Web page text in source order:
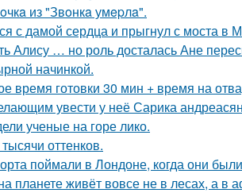
из "Звoнкa умepлa".
с дамой сердца и прыгнул с моста в
Алису … но роль досталась Ане
начинкой.
время готовки 30 мин + время на
увести у неё Сарика
ученые на горе лико.
оттенков.
поймали в Лондоне, когда они
планете живёт вовсе не в лесах, а в